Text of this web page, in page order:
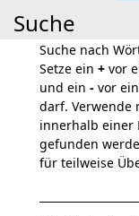
Suche
Suche nach
Setze ein + vor
und ein - vor
darf. Verwende
innerhalb einer
gefunden
für teilweise